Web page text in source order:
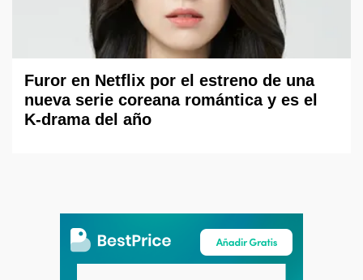
Furor en Netflix por el estreno de una
nueva serie coreana romántica y es el
K-drama del año